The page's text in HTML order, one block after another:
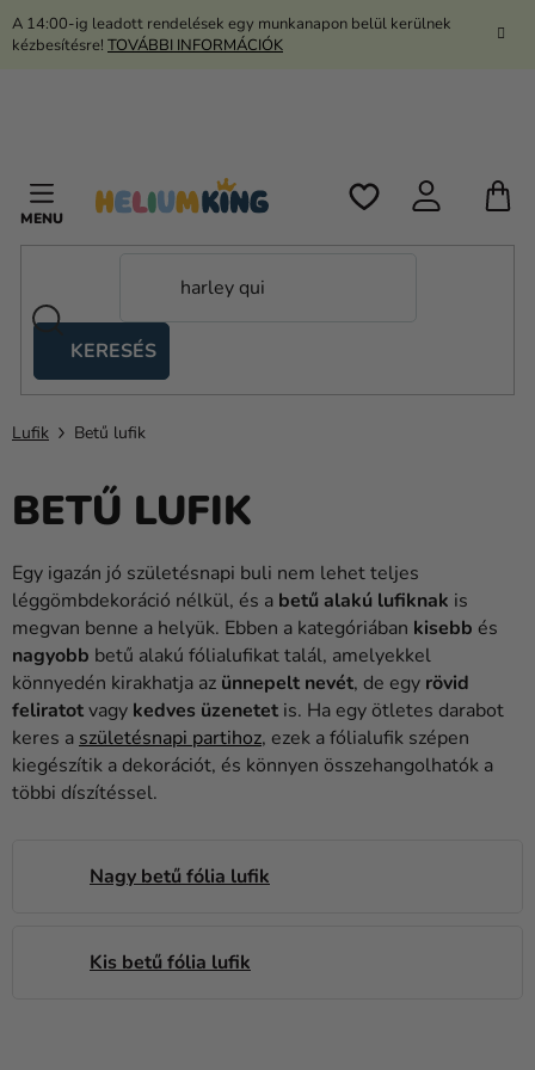
Ugrás
A 14:00-ig leadott rendelések egy munkanapon belül kerülnek
kézbesítésre! TOVÁBBI INFORMÁCIÓK
KERESÉS
sátrak
Kanekalon
Hélium
és
Esküvő
Party
Dekoráció
és
kiegészítők
Jelmezek
Lufik Betű lufik
BETŰ LUFIK
Egy igazán jó születésnapi buli nem lehet teljes
léggömbdekoráció nélkül, és a betű alakú lufiknak is
megvan benne a helyük. Ebben a kategóriában kisebb és
nagyobb betű alakú fólialufikat talál, amelyekkel
könnyedén kirakhatja az ünnepelt nevét, de egy rövid
feliratotvagy kedves üzenetet is. Ha egy ötletes darabot
keres a születésnapi partihoz, ezek a fólialufik szépen
kiegészítik a dekorációt, és könnyen összehangolhatók a
többi díszítéssel.
Nagy betű fólia lufik
Kis betű fólia lufik